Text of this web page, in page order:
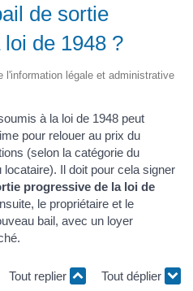
de sortie
de 1948 ?
l'information légale et administrative
à la loi de 1948 peut
pour relouer au prix du
(selon la catégorie du
Il doit pour cela signer
progressive de la loi de
le propriétaire et le
bail, avec un loyer
Tout replier Tout déplier